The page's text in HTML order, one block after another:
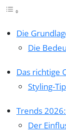
Die
Die
Das richtige
Styling-
Trends
Der